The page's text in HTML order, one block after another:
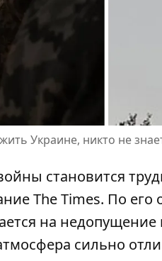
Украине, никто не
становится
The Times. По
на
сильно